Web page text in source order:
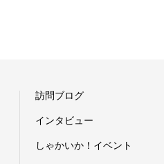
訪問ブログ
インタビュー
しゃかいか！イベント